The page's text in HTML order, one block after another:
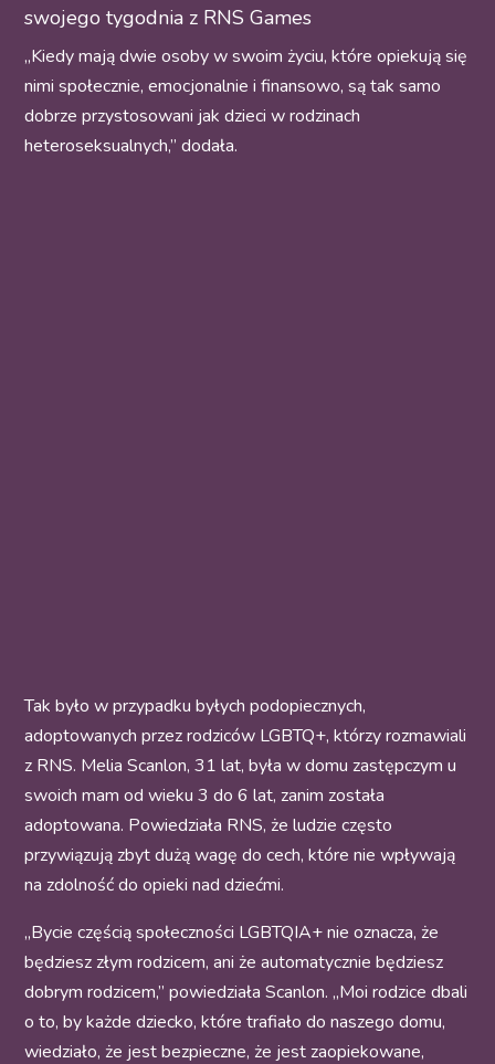
swojego tygodnia z RNS Games
„Kiedy mają dwie osoby w swoim życiu, które opiekują się
nimi społecznie, emocjonalnie i finansowo, są tak samo
dobrze przystosowani jak dzieci w rodzinach
heteroseksualnych,” dodała.
Tak było w przypadku byłych podopiecznych,
adoptowanych przez rodziców LGBTQ+, którzy rozmawiali
z RNS. Melia Scanlon, 31 lat, była w domu zastępczym u
swoich mam od wieku 3 do 6 lat, zanim została
adoptowana. Powiedziała RNS, że ludzie często
przywiązują zbyt dużą wagę do cech, które nie wpływają
na zdolność do opieki nad dziećmi.
„Bycie częścią społeczności LGBTQIA+ nie oznacza, że
będziesz złym rodzicem, ani że automatycznie będziesz
dobrym rodzicem,” powiedziała Scanlon. „Moi rodzice dbali
o to, by każde dziecko, które trafiało do naszego domu,
wiedziało, że jest bezpieczne, że jest zaopiekowane,